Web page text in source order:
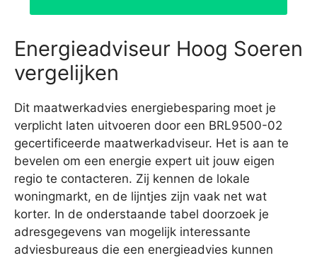
Energieadviseur Hoog Soeren
vergelijken
Dit maatwerkadvies energiebesparing moet je
verplicht laten uitvoeren door een BRL9500-02
gecertificeerde maatwerkadviseur. Het is aan te
bevelen om een energie expert uit jouw eigen
regio te contacteren. Zij kennen de lokale
woningmarkt, en de lijntjes zijn vaak net wat
korter. In de onderstaande tabel doorzoek je
adresgegevens van mogelijk interessante
adviesbureaus die een energieadvies kunnen